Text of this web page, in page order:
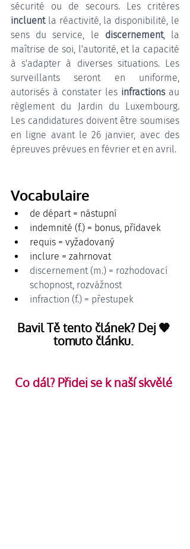
incluent la réactivité, la disponibilité, le
sens du service, le discernement, la
maîtrise de soi, l'autorité, et la capacité
à s'adapter à diverses situations. Les
surveillants seront en uniforme,
autorisés à constater les infractions au
règlement du Jardin du Luxembourg.
Les candidatures doivent être soumises
en ligne avant le 26 janvier, avec des
épreuves prévues en février et en avril.
Vocabulaire
de départ = nástupní
indemnité (f.) = bonus, přídavek
requis = vyžadovaný
inclure = zahrnovat
discernement (m.) = rozhodovací
schopnost, rozvážnost
infraction (f.) = přestupek
Bavil Tě tento článek? Dej 🧡
tomuto článku.
Co dál? Přidej se k naší skvělé